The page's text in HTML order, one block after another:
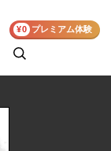
検
¥0 プレミアム体験